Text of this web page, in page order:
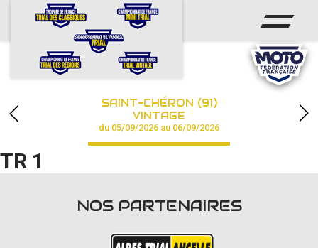
ACCUEIL
CALENDRIER
CHAMPIONNAT
RÉSULTATS
PHOTOS / VIDÉOS
PARTENAIRES
SAINT-CHÉRON (91)
VINTAGE
du 05/09/2026 au 06/09/2026
TR 1
NOS PARTENAIRES